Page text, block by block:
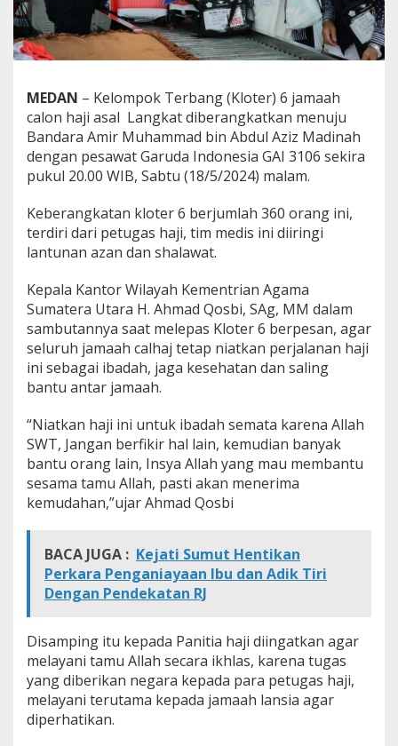
g
i
e
r
a
n
g
k
a
a
n
J
m
a
a
h
C
a
l
h
K
l
o
t
e
MEDAN – Kelompok Terbang (Kloter) 6 jamaah
calon haji asal Langkat diberangkatkan menuju
Bandara Amir Muhammad bin Abdul Aziz Madinah
dengan pesawat Garuda Indonesia GAI 3106 sekira
pukul 20.00 WIB, Sabtu (18/5/2024) malam.
Keberangkatan kloter 6 berjumlah 360 orang ini,
terdiri dari petugas haji, tim medis ini diiringi
lantunan azan dan shalawat.
Kepala Kantor Wilayah Kementrian Agama
Sumatera Utara H. Ahmad Qosbi, SAg, MM dalam
sambutannya saat melepas Kloter 6 berpesan, agar
seluruh jamaah calhaj tetap niatkan perjalanan haji
ini sebagai ibadah, jaga kesehatan dan saling
bantu antar jamaah.
“Niatkan haji ini untuk ibadah semata karena Allah
SWT, Jangan berfikir hal lain, kemudian banyak
bantu orang lain, Insya Allah yang mau membantu
sesama tamu Allah, pasti akan menerima
kemudahan,”ujar Ahmad Qosbi
BACA JUGA : Kejati Sumut Hentikan
Perkara Penganiayaan Ibu dan Adik Tiri
Dengan Pendekatan RJ
Disamping itu kepada Panitia haji diingatkan agar
melayani tamu Allah secara ikhlas, karena tugas
yang diberikan negara kepada para petugas haji,
melayani terutama kepada jamaah lansia agar
diperhatikan.